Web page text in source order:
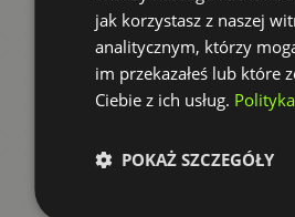
jak korzystasz z naszej
analitycznym, którzy
im przekazałeś lub które
Ciebie z ich usług.
POKAŻ SZCZEGÓŁY